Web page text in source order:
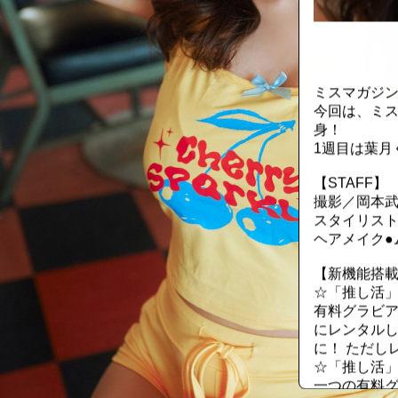
ミスマガジ
今回は、ミ
身！
1週目は葉
【STAFF】
撮影／岡本
スタイリス
ヘアメイク●
【新機能搭
☆「推し活
有料グラビ
にレンタル
に！ ただし
☆「推し活
一つの有料
::fzkqzrz.oi